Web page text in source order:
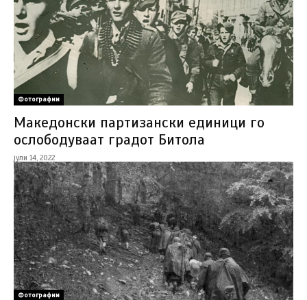
Фотографии
Македонски партизански единици го
ослободуваат градот Битола
јули 14, 2022
Фотографии